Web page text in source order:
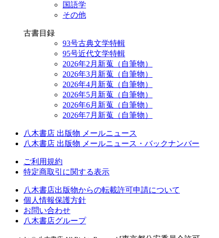
国語学
その他
古書目録
93号古典文学特輯
95号近代文学特輯
2026年2月新蒐（自筆物）
2026年3月新蒐（自筆物）
2026年4月新蒐（自筆物）
2026年5月新蒐（自筆物）
2026年6月新蒐（自筆物）
2026年7月新蒐（自筆物）
八木書店 出版物 メールニュース
八木書店 出版物 メールニュース・バックナンバー
ご利用規約
特定商取引に関する表示
八木書店出版物からの転載許可申請について
個人情報保護方針
お問い合わせ
八木書店グループ